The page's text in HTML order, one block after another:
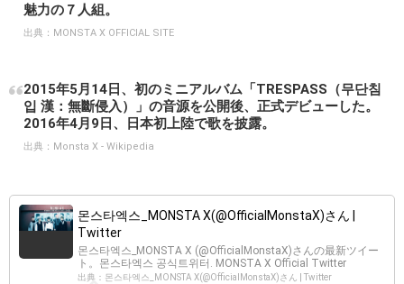
魅力の７人組。
出典： MONSTA X OFFICIAL SITE
2015年5月14日、初のミニアルバム「TRESPASS（무단침
입 漢：無斷侵入）」の音源を公開後、正式デビューした。
2016年4月9日、日本初上陸で歌を披露。
出典： Monsta X - Wikipedia
몬스타엑스_MONSTA X(@OfficialMonstaX)さん |
Twitter
몬스타엑스_MONSTA X (@OfficialMonstaX)さんの最新ツイー
ト。몬스타엑스 공식트위터. MONSTA X Official Twitter
出典：몬스타엑스_MONSTA X(@OfficialMonstaX)さん | Twitter